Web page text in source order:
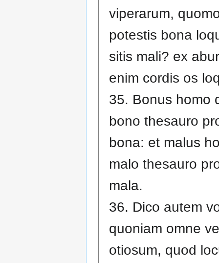
viperarum,
potestis bona
sitis mali? ex
enim cordis os
35. Bonus homo
bono thesauro
bona: et malus
malo thesauro
mala.
36. Dico autem
quoniam omne
otiosum, quod